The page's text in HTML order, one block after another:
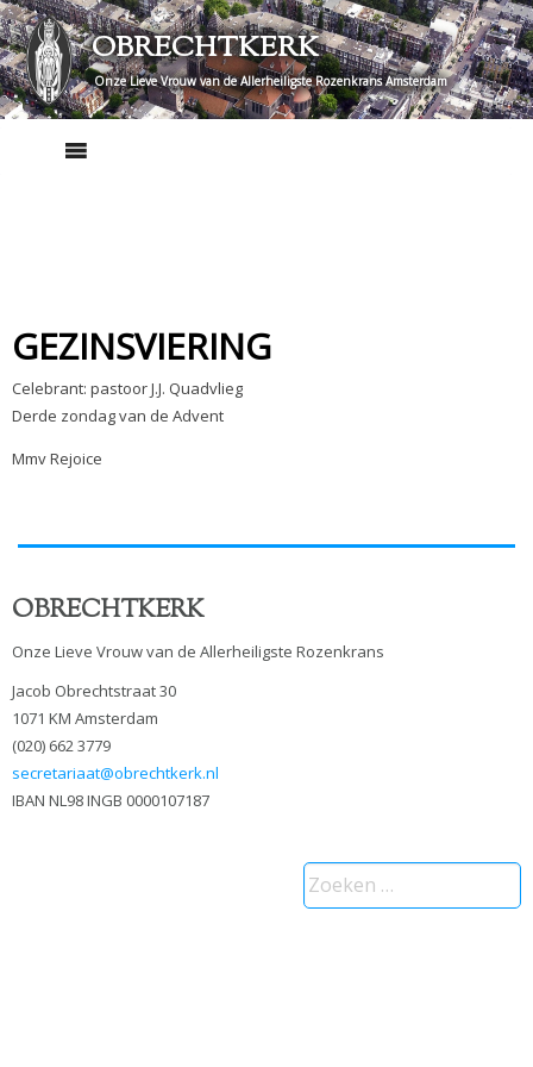
Skip
to
content
OBRECHTKERK
Onze Lieve Vrouw van de Allerheiligste Rozenkrans Amsterdam
GEZINSVIERING
Celebrant: pastoor J.J. Quadvlieg
Derde zondag van de Advent
Mmv Rejoice
OBRECHTKERK
Onze Lieve Vrouw van de Allerheiligste Rozenkrans
Jacob Obrechtstraat 30
1071 KM Amsterdam
(020) 662 3779
secretariaat@obrechtkerk.nl
IBAN NL98 INGB 0000107187
Zoeken
naar: